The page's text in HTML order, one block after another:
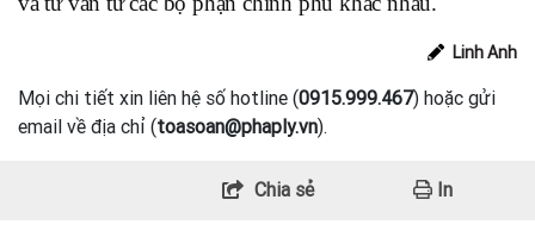
Linh Anh
Mọi chi tiết xin liên hệ số hotline (0915.999.467) hoặc gửi
email về địa chỉ (toasoan@phaply.vn).
Chia sẻ In